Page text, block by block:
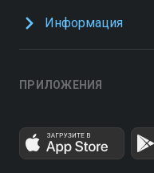
Информация
ПРИЛОЖЕНИЯ